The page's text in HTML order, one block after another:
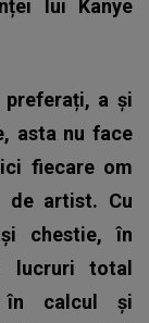
lui Kanye
a și
asta nu face
fiecare om
de artist. Cu
chestie, în
lucruri total
în calcul și